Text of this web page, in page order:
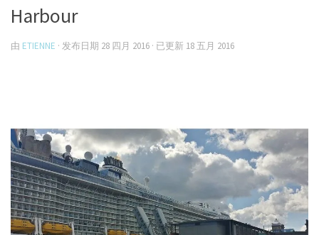
Harbour
由 ETIENNE · 发布日期 28 四月 2016 · 已更新 18 五月 2016